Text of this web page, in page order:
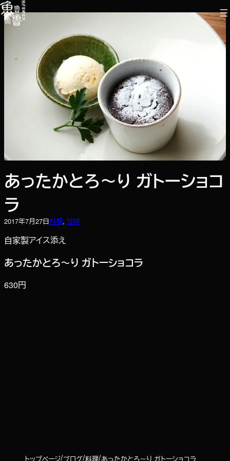
内
容
あったかとろ～り ガトーショコ
ラ
2017年7月27日料理, 甘味
自家製アイス添え
あったかとろ～り ガトーショコラ
630円
トップページ ブログ 料理 あったかとろ～り ガトーショコラ